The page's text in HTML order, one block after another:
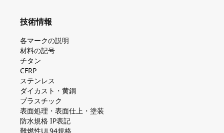
技術情報
各マークの説明
材料の記号
チタン
CFRP
ステンレス
ダイカスト・⻩銅
プラスチック
表面処理・表面仕上・塗装
防⽔規格 IP表記
難燃性UL94規格